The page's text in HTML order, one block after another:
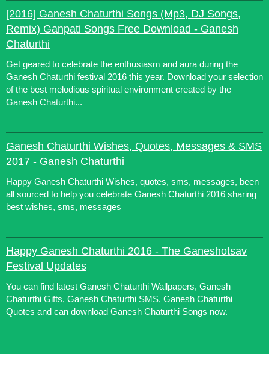
[2016] Ganesh Chaturthi Songs (Mp3, DJ Songs,
Remix) Ganpati Songs Free Download - Ganesh
Chaturthi
Get geared to celebrate the enthusiasm and aura during the
Ganesh Chaturthi festival 2016 this year. Download your selection
of the best melodious spiritual environment created by the
Ganesh Chaturthi...
Ganesh Chaturthi Wishes, Quotes, Messages & SMS
2017 - Ganesh Chaturthi
Happy Ganesh Chaturthi Wishes, quotes, sms, messages, been
all sourced to help you celebrate Ganesh Chaturthi 2016 sharing
best wishes, sms, messages
Happy Ganesh Chaturthi 2016 - The Ganeshotsav
Festival Updates
You can find latest Ganesh Chaturthi Wallpapers, Ganesh
Chaturthi Gifts, Ganesh Chaturthi SMS, Ganesh Chaturthi
Quotes and can download Ganesh Chaturthi Songs now.